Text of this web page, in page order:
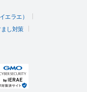
エラエ）
し対策